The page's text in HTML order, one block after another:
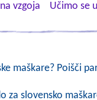
vzgoja
Učimo se
maškare? Poišči
za slovensko